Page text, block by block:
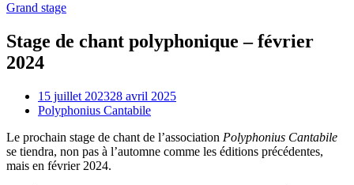
Grand stage
Stage de chant polyphonique – février
2024
15 juillet 202328 avril 2025
Polyphonius Cantabile
Le prochain stage de chant de l’association Polyphonius Cantabile
se tiendra, non pas à l’automne comme les éditions précédentes,
mais en février 2024.